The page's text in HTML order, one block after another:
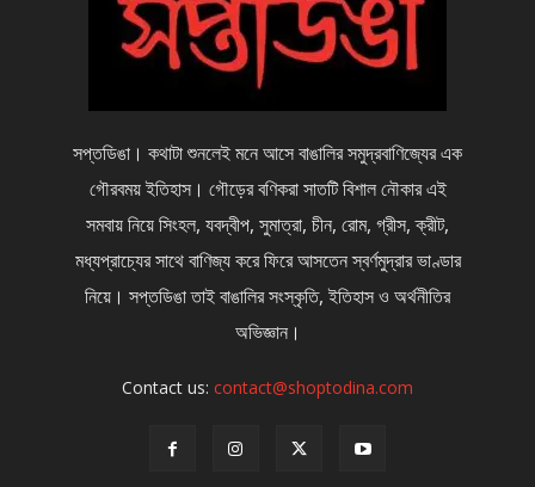
সপ্তডিঙা। কথাটা শুনলেই মনে আসে বাঙালির সমুদ্রবাণিজ্যের এক
গৌরবময় ইতিহাস। গৌড়ের বণিকরা সাতটি বিশাল নৌকার এই
সমবায় নিয়ে সিংহল, যবদ্বীপ, সুমাত্রা, চীন, রোম, গ্রীস, ক্রীট,
মধ্যপ্রাচ্যের সাথে বাণিজ্য করে ফিরে আসতেন স্বর্ণমুদ্রার ভাণ্ডার
নিয়ে। সপ্তডিঙা তাই বাঙালির সংস্কৃতি, ইতিহাস ও অর্থনীতির
অভিজ্ঞান।
Contact us: contact@shoptodina.com